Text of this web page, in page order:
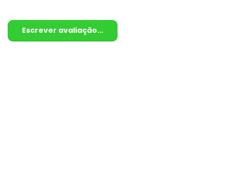
Escrever avaliação...